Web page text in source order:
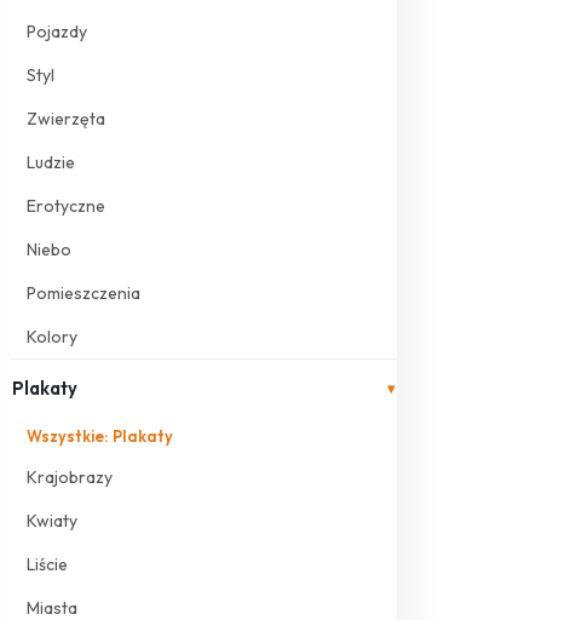
Pojazdy
Styl
Zwierzęta
Ludzie
Erotyczne
Niebo
Pomieszczenia
Kolory
Plakaty ▾
Wszystkie: Plakaty
Krajobrazy
Kwiaty
Liście
Miasta